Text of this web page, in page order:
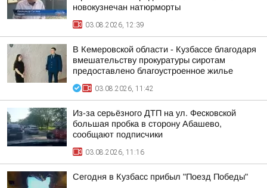
новокузнечан натюрморты
03.08.2026, 12:39
В Кемеровской области - Кузбассе благодаря
вмешательству прокуратуры сиротам
предоставлено благоустроенное жилье
03.08.2026, 11:42
Из-за серьёзного ДТП на ул. Фесковской
большая пробка в сторону Абашево,
сообщают подписчики
03.08.2026, 11:16
Сегодня в Кузбасс прибыл "Поезд Победы"